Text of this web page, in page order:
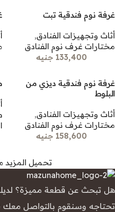
غرفة نوم فندقية تبت
أثاث وتجهيزات الفنادق,
مختارات غرف نوم الفنادق
133,400 جنيه
غرفة نوم فندقية ديزي من
البلوط
أثاث وتجهيزات الفنادق,
مختارات غرف نوم الفنادق
158,600 جنيه
تحميل المزيد
هل تبحث عن قطعة مميزة؟ لديك
تحتاجه وسنقوم بالتواصل